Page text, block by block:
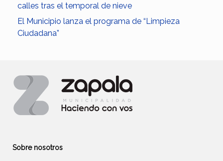
calles tras el temporal de nieve
El Municipio lanza el programa de “Limpieza
Ciudadana”
Sobre nosotros